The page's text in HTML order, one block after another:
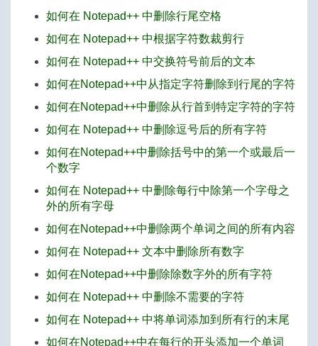
如何在 Notepad++ 中删除行尾空格
如何在 Notepad++ 中根据字符数裁剪行
如何在 Notepad++ 中交换符号前后的文本
如何在Notepad++中从指定字符删除到行尾的字符
如何在Notepad++中删除从行首到特定字符的字符
如何在 Notepad++ 中删除逗号后的所有字符
如何在Notepad++中删除括号中的第一个或最后一
个数字
如何在 Notepad++ 中删除每行中除第一个字母之
外的所有字母
如何在Notepad++中删除两个单词之间的所有内容
如何在 Notepad++ 文本中删除所有数字
如何在Notepad++中删除除数字外的所有字符
如何在 Notepad++ 中删除不需要的字符
如何在 Notepad++ 中将单词添加到所有行的末尾
如何在Notepad++中在每行的开头添加一个单词